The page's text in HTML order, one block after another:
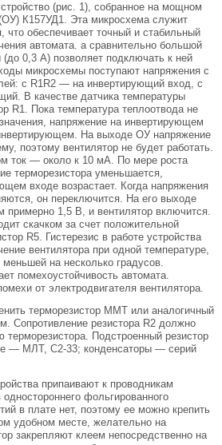
(рис. 1), собранное на мощном
К157УД1. Эта микросхема служит
что обеспечивает точный и стабильный
автомата. а сравнительно большой
0,3 А) позволяет подключать к ней
микросхемы поступают напряжения с
с R1R2 — на инвертирующий вход, с
В качестве датчика температуры
R1. Пока температура теплоотвода не
напряжение на инвертирующем
На выходе ОУ напряжение
поэтому вентилятор не будет работать.
ток — около к 10 мА. По мере роста
терморезистора уменьшается,
входе возрастает. Когда напряжения
он переключится. На его выходе
примерно 1,5 В, и вентилятор включится.
скачком за счет положительной
R5. Гистерезис в работе устройства
вентилятора при одной температуре,
на несколько градусов.
помехоустойчивость автомата.
от электродвигателя вентилятора.
терморезистор ММТ или аналогичный
Сопротивление резистора R2 должно
терморезистора. Подстроенный резистор
— МЛТ, С2-33; конденсаторы — серий
припаивают к проводникам
фольгированного
в плате нет, поэтому ее можно крепить
удобном месте, желательно на
закрепляют клеем непосредственно на